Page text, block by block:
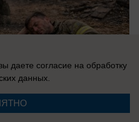
даете согласие на обработку
данных.